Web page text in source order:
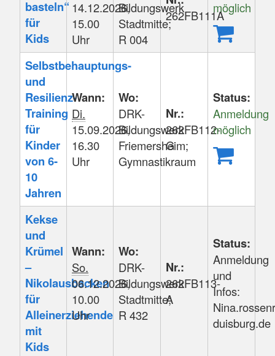
sortiert
werden.
basteln“
für
Kids
14.12.2026,
15.00
Uhr
Bildungswerk
Stadtmitte;
R 004
262FB111Amöglich
Selbstbehauptungs-
und
Resilienz-
Training
für
Kinder
von 6-
10
Jahren
Wann:
Di.
15.09.2026,
16.30
Uhr
Wo:
DRK-
Bildungswerk
Friemersheim;
Gymnastikraum
Nr.:
262FB112-
G
Status:
Anmeldung
möglich
Kekse
und
Krümel
–
Nikolausbacken
für
Alleinerziehende
mit
Kids
Wann:
So.
06.12.2026,
10.00
Uhr
Wo:
DRK-
Bildungswerk
Stadtmitte;
R 432
Nr.:
262FB113-
A
Status:
Anmeldung
und
Infos:
duisburg.de